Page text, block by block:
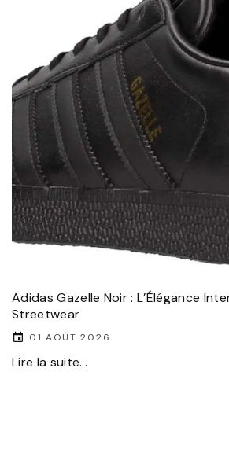
Adidas Gazelle Noir : L’Élégance
Streetwear
01 AOÛT 2026
Lire la suite...